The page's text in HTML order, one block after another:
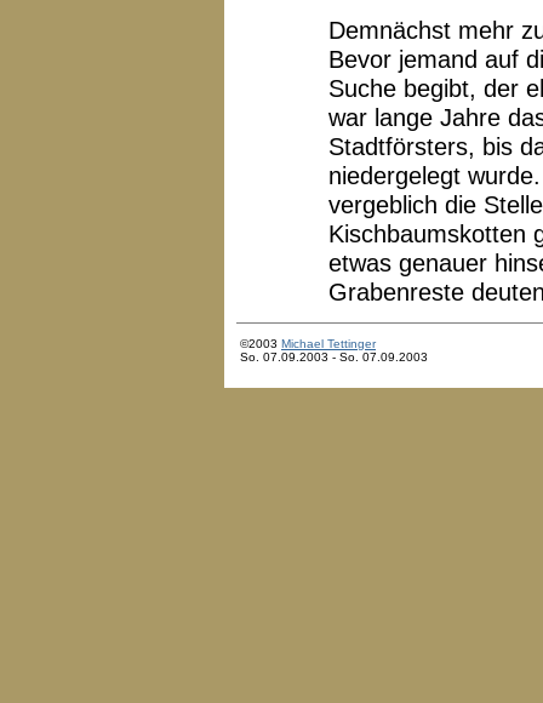
Demnächst mehr
Bevor jemand auf
Suche begibt, der
war lange Jahre
Stadtförsters, bis
niedergelegt
vergeblich die
Kischbaumskotten
etwas genauer
Grabenreste
©2003 Michael Tettinger
So. 07.09.2003 - So. 07.09.2003